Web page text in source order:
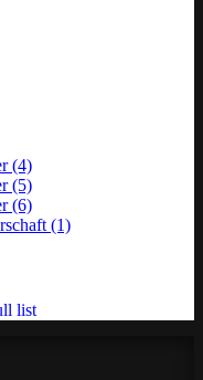
(4)
(5)
(6)
(1)